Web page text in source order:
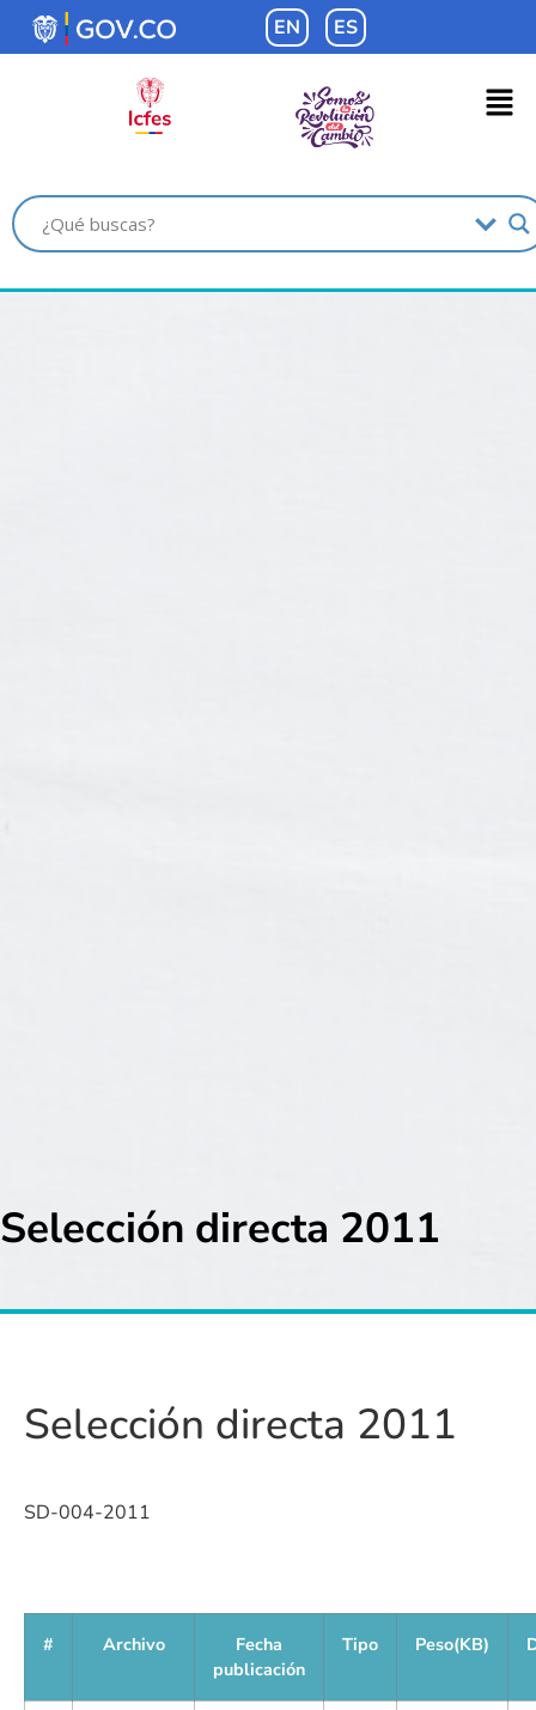
contenido EN ES
Selección directa 2011
Selección directa 2011
SD-004-2011
# Archivo
Fecha
publicación
Tipo Peso(KB)